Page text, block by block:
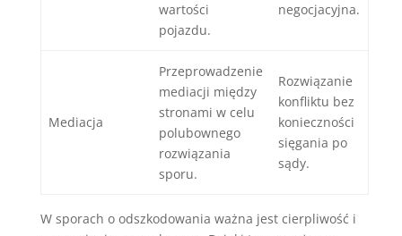
wartości
pojazdu.
negocjacyjna.
Mediacja
Przeprowadzenie
mediacji między
stronami w celu
polubownego
rozwiązania
sporu.
Rozwiązanie
konfliktu bez
konieczności
sięgania po
sądy.
W sporach o odszkodowania ważna jest cierpliwość i